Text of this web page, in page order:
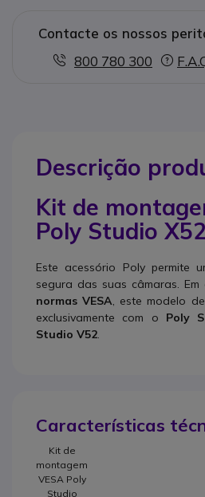
Contacte os nossos
800 780 300
Descrição
Kit de
Poly Studio
Este acessório Poly permite
segura das suas câmaras.
normas VESA , este modelo
exclusivamente com o Poly
Studio V52
Características
Kit de
montagem
VESA Poly
Studio